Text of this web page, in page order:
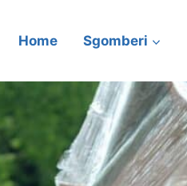
Home Sgomberi